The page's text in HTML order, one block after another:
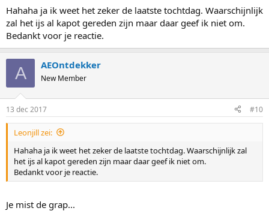
meeneemt in zijn of haar val met vervelende gevolgen, of een
organisatie die je van het ijs haalt omdat zij zelf niet meer geloven
dat je het uitrijdt. Kun je tegenstribbelen wat je wilt, met dat je het
nog wel aan kan en dergelijke, maar dan bepalen zij.
Uiteraard zijn dit uitzonderlijke situaties die ik heb mogen
aanschouwen bij anderen en heb ik zelf gelukkig ook al vaak mogen
juichen, maar ik heb dus ook wel anderen op hun bek zien gaan - en
dan lag het er niet zozeer aan dat zij 'minder sterk' waren... je kunt je
maakbaar.
Het is heel gezond dat je je niet druk maakt en dat je zeker weet dat
je het gaat flikken, al met al bedoel ik alleen maar te zeggen dat je
het niet (altijd) zelf in de hand hebt.
3 februari?Weet je het zeker?Dan wordt het helemaal lastig haha
Hahaha ja ik weet het zeker de laatste tochtdag. Waarschijnlijk
zal het ijs al kapot gereden zijn maar daar geef ik niet om.
Bedankt voor je reactie.
A AEOntdekker
New Member
13 dec 2017 #10
Leonjill zei:
Hahaha ja ik weet het zeker de laatste tochtdag. Waarschijnlijk zal
het ijs al kapot gereden zijn maar daar geef ik niet om.
Bedankt voor je reactie.
Je mist de grap...